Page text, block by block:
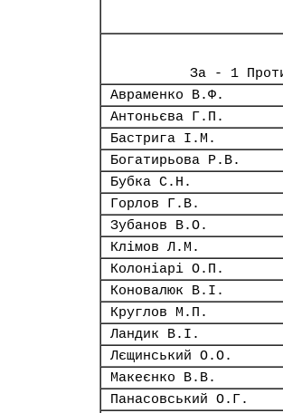
За - 1
Авраменко В.Ф.
Антоньєва Г.П.
Бастрига І.М.
Богатирьова Р.В.
Бубка С.Н.
Горлов Г.В.
Зубанов В.О.
Клімов Л.М.
Колоніарі О.П.
Коновалюк В.І.
Круглов М.П.
Ландик В.І.
Лєщинський О.О.
Макеєнко В.В.
Панасовський О.Г.